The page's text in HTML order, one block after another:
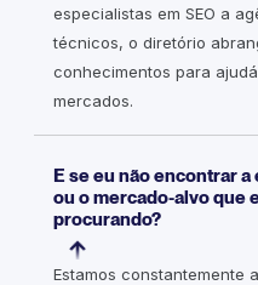
especialistas em SEO a
técnicos, o diretório
conhecimentos para
mercados.
E se eu não encontrar
ou o mercado-alvo que
procurando?
Estamos constantemente